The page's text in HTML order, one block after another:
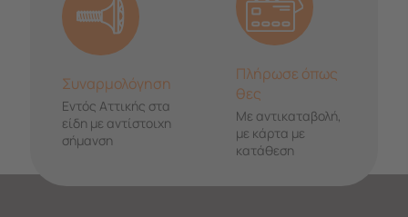
Συναρμολόγηση
Εντός Αττικής στα
είδη με αντίστοιχη
σήμανση
Πλήρωσε όπως
θες
Με αντικαταβολή,
με κάρτα με
κατάθεση